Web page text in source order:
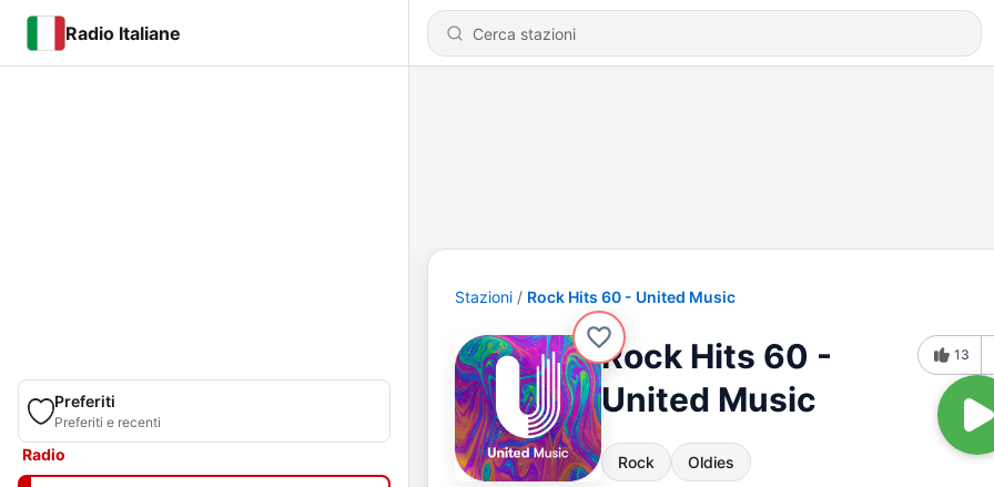
Radio Italiane
Preferiti
Preferiti e recenti
Radio
Stazioni Rock Hits 60 - United Music
Rock Hits 60 -
United Music
Rock Oldies
13